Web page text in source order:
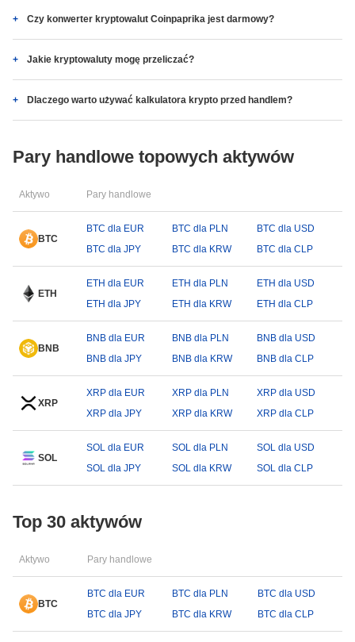
Czy konwerter kryptowalut Coinpaprika jest darmowy?
Jakie kryptowaluty mogę przeliczać?
Dlaczego warto używać kalkulatora krypto przed handlem?
Pary handlowe topowych aktywów
Aktywo Pary handlowe
BTC
BTC dla EUR BTC dla PLN
BTC dla USD
BTC dla JPY
BTC dla KRW BTC dla CLP
ETH
ETH dla EUR ETH dla PLN
ETH dla USD
ETH dla JPY
ETH dla KRW ETH dla CLP
BNB
BNB dla EUR BNB dla PLN
BNB dla USD
BNB dla JPY
BNB dla KRW BNB dla CLP
XRP
XRP dla EUR XRP dla PLN
XRP dla USD
XRP dla JPY
XRP dla KRW XRP dla CLP
SOL
SOL dla EUR SOL dla PLN
SOL dla USD
SOL dla JPY
SOL dla KRW SOL dla CLP
Top 30 aktywów
Aktywo Pary handlowe
BTC
BTC dla EUR BTC dla PLN
BTC dla USD
BTC dla JPY
BTC dla KRW BTC dla CLP